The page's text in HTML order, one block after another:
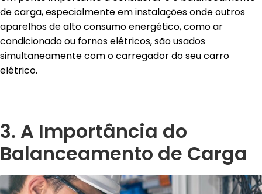
de carga, especialmente em instalações onde outros
aparelhos de alto consumo energético, como ar
condicionado ou fornos elétricos, são usados
simultaneamente com o carregador do seu carro
elétrico.
3. A Importância do
Balanceamento de Carga